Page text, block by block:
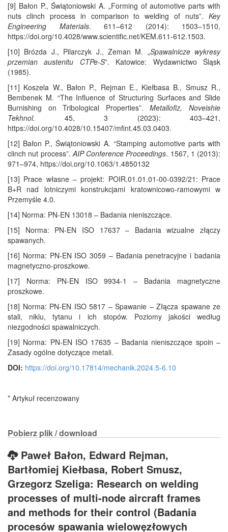
[9] Bałon P., Świątoniowski A. „Forming of automotive parts with
nuts clinch process in comparison to welding of nuts”. Key
Engineering Materials. 611–612 (2014): 1503–1510,
https://doi.org/10.4028/www.scientific.net/KEM.611-612.1503.
[10] Brózda J., Pilarczyk J., Zeman M. „Spawalnicze wykresy
przemian austenitu CTPe-S”. Katowice: Wydawnictwo Śląsk
(1985).
[11] Koszela W., Bałon P., Rejman E., Kiełbasa B., Smusz R.,
Bembenek M. “The Influence of Structuring Surfaces and Slide
Burnishing on Tribological Properties”.Metallofiz, Noveishie
Tekhnol. 45, 3 (2023): 403–421,
https://doi.org/10.4028/10.15407/mfint.45.03.0403.
[12] Bałon P., Świątoniowski A. “Stamping automotive parts with
clinch nut process”.AIP Conference Proceedings. 1567, 1 (2013):
971–974, https://doi.org/10.1063/1.4850132
[13] Prace własne – projekt: POIR.01.01.01-00-0392/21: Prace
B+R nad lotniczymi konstrukcjami kratownicowo-ramowymi w
Przemyśle 4.0.
[14] Norma: PN-EN 13018 – Badania nieniszczące.
[15] Norma: PN-EN ISO 17637 – Badania wizualne złączy
spawanych.
[16] Norma: PN-EN ISO 3059 – Badania penetracyjne i badania
magnetyczno-proszkowe.
[17] Norma: PN-EN ISO 9934-1 – Badania magnetyczne
proszkowe.
[18] Norma: PN-EN ISO 5817 – Spawanie – Złącza spawane ze
stali, niklu, tytanu i ich stopów. Poziomy jakości według
niezgodności spawalniczych.
[19] Norma: PN-EN ISO 17635 – Badania nieniszczące spoin –
Zasady ogólne dotyczące metali.
DOI: https://doi.org/10.17814/mechanik.2024.5-6.10
* Artykuł recenzowany
Pobierz plik / download
Paweł Bałon, Edward Rejman,
Bartłomiej Kiełbasa, Robert Smusz,
Grzegorz Szeliga: Research on welding
processes of multi-node aircraft frames
and methods for their control (Badania
procesów spawania wielowęzłowych